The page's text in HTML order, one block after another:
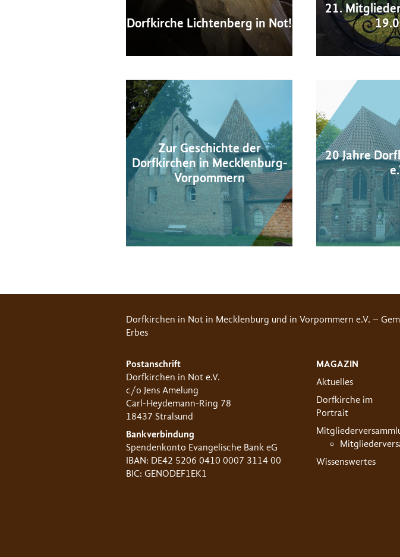
Dorfkirche Lichtenberg in Not!
21.
Zur Geschichte der
Dorfkirchen in Mecklenburg-
Vorpommern
20 Jahre
Dorfkirchen in Not in Mecklenburg und in Vorpommern e.V. –
Erbes
Postanschrift
Dorfkirchen in Not e.V.
c/o Jens Amelung
Carl-Heydemann-Ring 78
18437 Stralsund
Bankverbindung
Spendenkonto Evangelische Bank eG
IBAN: DE42 5206 0410 0007 3114 00
BIC: GENODEF1EK1
MAGAZIN
Aktuelles
Dorfkirche im
Portrait
Wissenswertes